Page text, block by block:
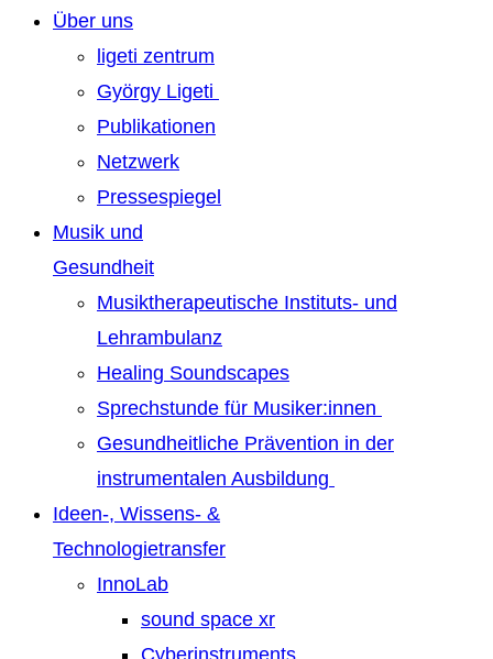
Über uns
ligeti zentrum
György Ligeti
Publikationen
Netzwerk
Pressespiegel
Musik und
Gesundheit
Musiktherapeutische Instituts- und
Lehrambulanz
Healing Soundscapes
Sprechstunde für Musiker:innen
Gesundheitliche Prävention in der
instrumentalen Ausbildung
Ideen-, Wissens- &
Technologietransfer
InnoLab
sound space xr
Cyberinstruments